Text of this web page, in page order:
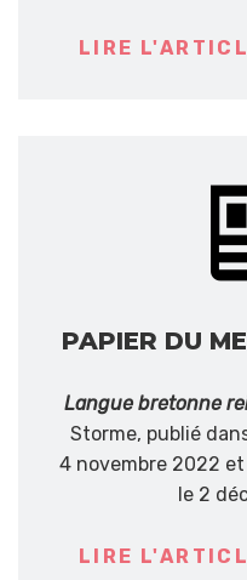
LIRE
PAPIER DU
Langue bretonne
Storme, publié
4 novembre 2022
le 2
LIRE